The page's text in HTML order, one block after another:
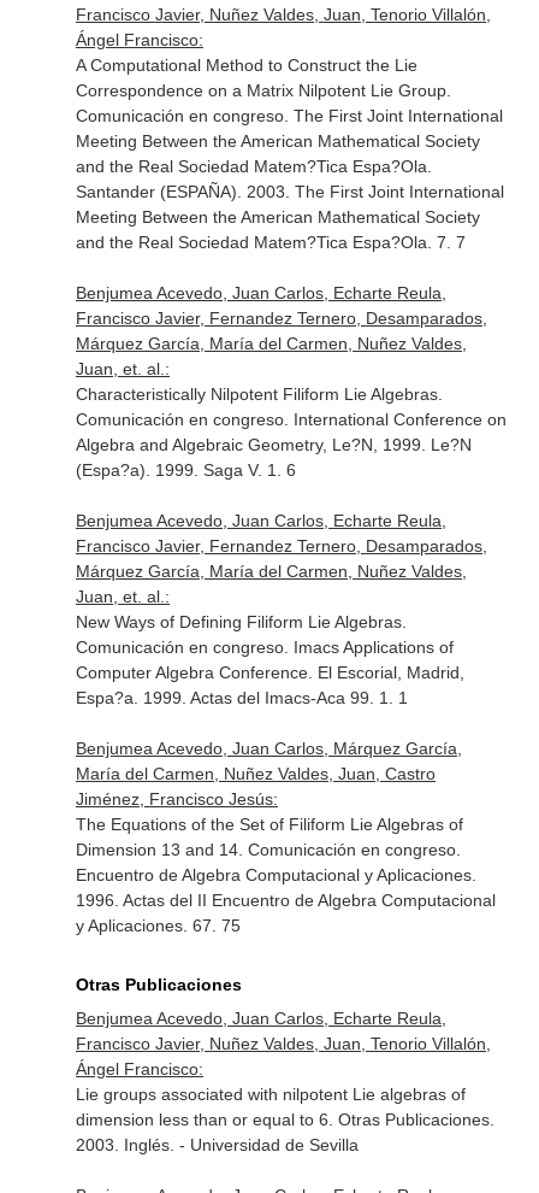
Francisco Javier, Nuñez Valdes, Juan, Tenorio Villalón,
Ángel Francisco:
A Computational Method to Construct the Lie
Correspondence on a Matrix Nilpotent Lie Group.
Comunicación en congreso. The First Joint International
Meeting Between the American Mathematical Society
and the Real Sociedad Matem?Tica Espa?Ola.
Santander (ESPAÑA). 2003. The First Joint International
Meeting Between the American Mathematical Society
and the Real Sociedad Matem?Tica Espa?Ola. 7. 7
Benjumea Acevedo, Juan Carlos, Echarte Reula,
Francisco Javier, Fernandez Ternero, Desamparados,
Márquez García, María del Carmen, Nuñez Valdes,
Juan, et. al.:
Characteristically Nilpotent Filiform Lie Algebras.
Comunicación en congreso. International Conference on
Algebra and Algebraic Geometry, Le?N, 1999. Le?N
(Espa?a). 1999. Saga V. 1. 6
Benjumea Acevedo, Juan Carlos, Echarte Reula,
Francisco Javier, Fernandez Ternero, Desamparados,
Márquez García, María del Carmen, Nuñez Valdes,
Juan, et. al.:
New Ways of Defining Filiform Lie Algebras.
Comunicación en congreso. Imacs Applications of
Computer Algebra Conference. El Escorial, Madrid,
Espa?a. 1999. Actas del Imacs-Aca 99. 1. 1
Benjumea Acevedo, Juan Carlos, Márquez García,
María del Carmen, Nuñez Valdes, Juan, Castro
Jiménez, Francisco Jesús:
The Equations of the Set of Filiform Lie Algebras of
Dimension 13 and 14. Comunicación en congreso.
Encuentro de Algebra Computacional y Aplicaciones.
1996. Actas del II Encuentro de Algebra Computacional
y Aplicaciones. 67. 75
Otras Publicaciones
Benjumea Acevedo, Juan Carlos, Echarte Reula,
Francisco Javier, Nuñez Valdes, Juan, Tenorio Villalón,
Ángel Francisco:
Lie groups associated with nilpotent Lie algebras of
dimension less than or equal to 6. Otras Publicaciones.
2003. Inglés. - Universidad de Sevilla